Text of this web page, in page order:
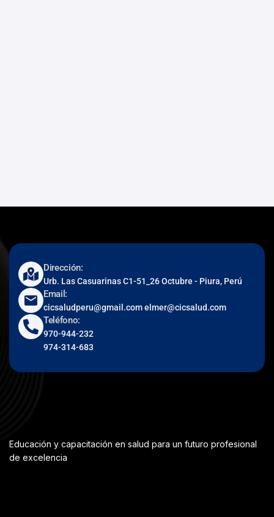
Dirección:
Urb. Las Casuarinas C1-51_26 Octubre - Piura, Perú
Email:
cicsaludperu@gmail.com elmer@cicsalud.com
Teléfono:
970-944-232
974-314-683
Educación y capacitación en salud para un futuro profesional
de excelencia